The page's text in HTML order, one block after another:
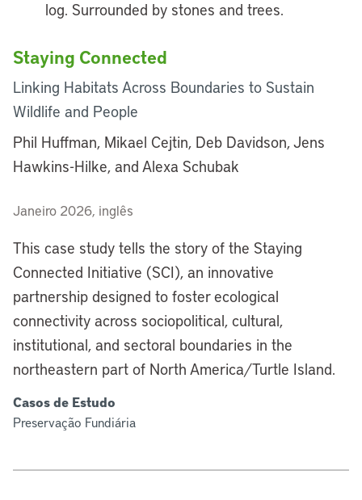
Staying Connected
Linking Habitats Across Boundaries to Sustain
Wildlife and People
Phil Huffman, Mikael Cejtin, Deb Davidson, Jens
Hawkins-Hilke, and Alexa Schubak
Janeiro 2026, inglês
This case study tells the story of the Staying
Connected Initiative (SCI), an innovative
partnership designed to foster ecological
connectivity across sociopolitical, cultural,
institutional, and sectoral boundaries in the
northeastern part of North America/Turtle Island.
Casos de Estudo
Preservação Fundiária